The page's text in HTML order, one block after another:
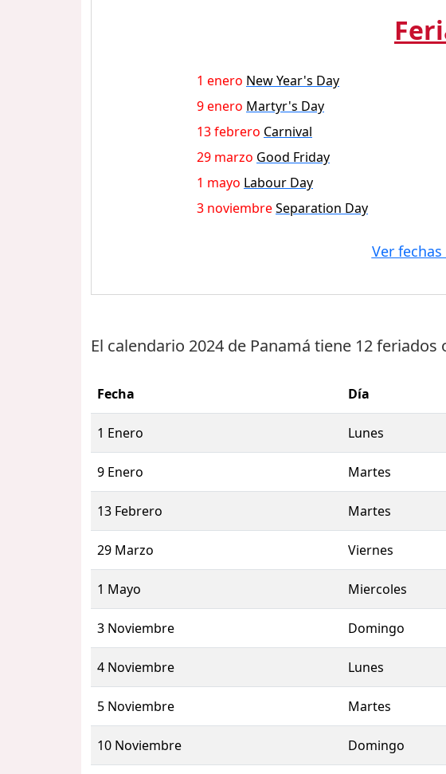
1 enero New Year's Day
9 enero Martyr's Day
13 febrero Carnival
29 marzo Good Friday
1 mayo Labour Day
3 noviembreSeparation Day
Ver
El calendario 2024 de Panamá tiene 12 feriados
Fecha Día
1 Enero Lunes
9 Enero Martes
13 Febrero Martes
29 Marzo Viernes
1 Mayo Miercoles
3 Noviembre Domingo
4 Noviembre Lunes
5 Noviembre Martes
10 Noviembre Domingo